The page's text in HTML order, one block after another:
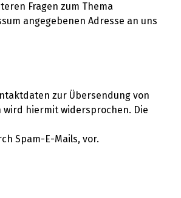
Fragen zum Thema
angegebenen Adresse an uns
zur Übersendung von
hiermit widersprochen. Die
Spam-E-Mails, vor.